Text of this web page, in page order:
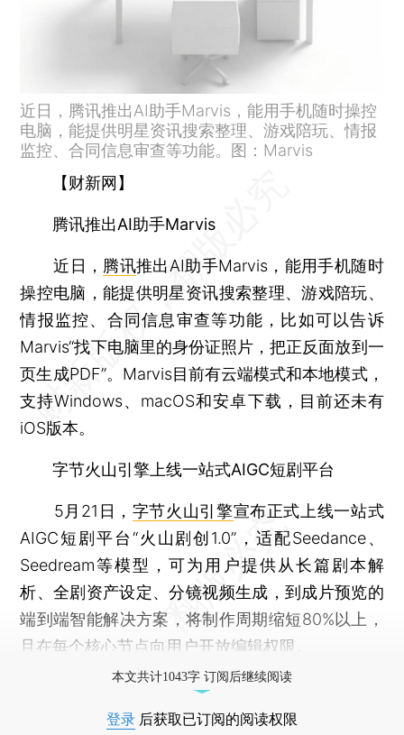
近日，腾讯推出AI助手Marvis，能用手机随时操控
电脑，能提供明星资讯搜索整理、游戏陪玩、情报
监控、合同信息审查等功能。图：Marvis
【财新网】
腾讯推出AI助手Marvis
近日， 腾讯推出AI助手Marvis，能用手机随时
操控电脑，能提供明星资讯搜索整理、游戏陪玩、
情报监控、合同信息审查等功能，比如可以告诉
Marvis“找下电脑里的身份证照片，把正反面放到一
页生成PDF”。Marvis目前有云端模式和本地模式，
支持Windows、macOS和安卓下载，目前还未有
iOS版本。
字节火山引擎上线一站式AIGC短剧平台
5月21日， 字节火山引擎宣布正式上线一站式
AIGC短剧平台“火山剧创1.0”，适配Seedance、
Seedream等模型，可为用户提供从长篇剧本解
析、全剧资产设定、分镜视频生成，到成片预览的
端到端智能解决方案，将制作周期缩短80%以上，
且在每个核心节点向用户开放编辑权限。
本文共计1043字 订阅后继续阅读
登录 后获取已订阅的阅读权限